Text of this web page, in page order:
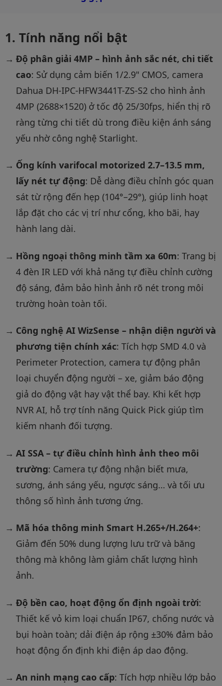
Tính năng nổi bật
Độ phân giải 4MP – hình ảnh sắc nét, chi tiết
cao: Sử dụng cảm biến 1/2.9" CMOS, camera
Dahua DH-IPC-HFW3441T-ZS-S2 cho hình ảnh
4MP (2688×1520) ở tốc độ 25/30fps, hiển thị rõ
ràng từng chi tiết dù trong điều kiện ánh sáng
yếu nhờ công nghệ Starlight.
Ống kính varifocal motorized 2.7–13.5 mm,
lấy nét tự động: Dễ dàng điều chỉnh góc quan
sát từ rộng đến hẹp (104°–29°), giúp linh hoạt
lắp đặt cho các vị trí như cổng, kho bãi, hay
hành lang dài.
Hồng ngoại thông minh tầm xa 60m: Trang bị
4 đèn IR LED với khả năng tự điều chỉnh cường
độ sáng, đảm bảo hình ảnh rõ nét trong môi
trường hoàn toàn tối.
Công nghệ AI WizSense – nhận diện người và
phương tiện chính xác: Tích hợp SMD 4.0 và
Perimeter Protection, camera tự động phân
loại chuyển động người – xe, giảm báo động
giả do động vật hay vật thể bay. Khi kết hợp
NVR AI, hỗ trợ tính năng Quick Pick giúp tìm
kiếm nhanh đối tượng.
AI SSA – tự điều chỉnh hình ảnh theo môi
trường: Camera tự động nhận biết mưa,
sương, ánh sáng yếu, ngược sáng… và tối ưu
thông số hình ảnh tương ứng.
Mã hóa thông minh Smart H.265+/H.264+:
Giảm đến 50% dung lượng lưu trữ và băng
thông mà không làm giảm chất lượng hình
ảnh.
Độ bền cao, hoạt động ổn định ngoài trời:
Thiết kế vỏ kim loại chuẩn IP67, chống nước và
bụi hoàn toàn; dải điện áp rộng ±30% đảm bảo
hoạt động ổn định khi điện áp dao động.
An ninh mạng cao cấp: Tích hợp nhiều lớp bảo